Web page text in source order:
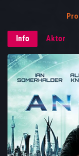
Info Aktor